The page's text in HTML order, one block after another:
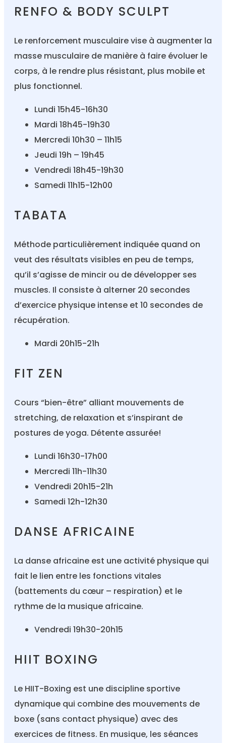
RENFO & BODY SCULPT
Le renforcement musculaire vise à augmenter la
masse musculaire de manière à faire évoluer le
corps, à le rendre plus résistant, plus mobile et
plus fonctionnel.
Lundi 15h45-16h30
Mardi 18h45-19h30
Mercredi 10h30 – 11h15
Jeudi 19h – 19h45
Vendredi 18h45-19h30
Samedi 11h15-12h00
TABATA
Méthode particulièrement indiquée quand on
veut des résultats visibles en peu de temps,
qu’il s’agisse de mincir ou de développer ses
muscles. Il consiste à alterner 20 secondes
d’exercice physique intense et 10 secondes de
récupération.
Mardi 20h15-21h
FIT ZEN
Cours “bien-être” alliant mouvements de
stretching, de relaxation et s’inspirant de
postures de yoga. Détente assurée!
Lundi 16h30-17h00
Mercredi 11h-11h30
Vendredi 20h15-21h
Samedi 12h-12h30
DANSE AFRICAINE
La danse africaine est une activité physique qui
fait le lien entre les fonctions vitales
(battements du cœur – respiration) et le
rythme de la musique africaine.
Vendredi 19h30-20h15
HIIT BOXING
Le HIIT-Boxing est une discipline sportive
dynamique qui combine des mouvements de
boxe (sans contact physique) avec des
exercices de fitness. En musique, les séances